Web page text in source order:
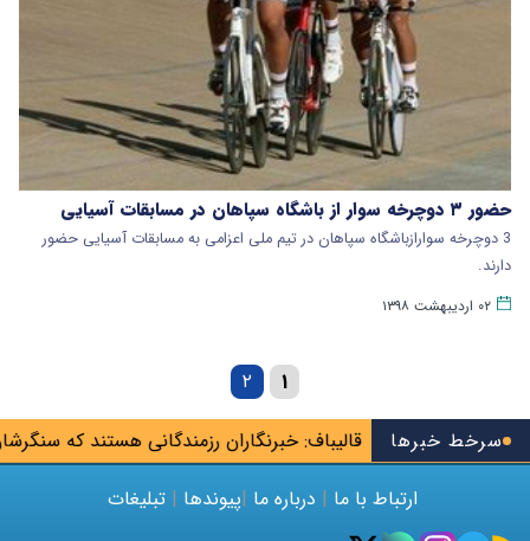
سرخط خبرهاقالیباف: خبرنگاران رزمندگانی هستند که سنگرشان
حضور ۳ دوچرخه سوار از باشگاه سپاهان در مسابقات آسیایی
3 دوچرخه سوارازباشگاه سپاهان در تیم ملی اعزامی به مسابقات آسیایی حضور
دارند.
۰۲ اردیبهشت ۱۳۹۸
۱ ۲
ارتباط با ما | درباره ما |پیوندها | تبلیغات